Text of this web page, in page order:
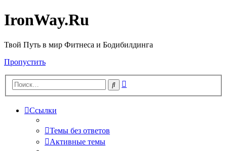
IronWay.Ru
Твой Путь в мир Фитнеса и Бодибилдинга
Пропустить
Поиск
Ссылки
Темы без ответов
Активные темы